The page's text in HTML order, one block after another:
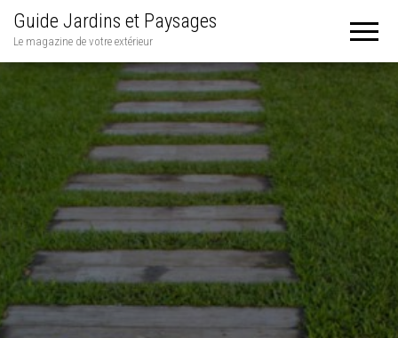
Guide Jardins et Paysages
Le magazine de votre extérieur